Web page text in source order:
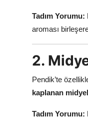
Tadım Yorumu:
aroması
2.
Pendik’te
kaplanan
Tadım Yorumu: